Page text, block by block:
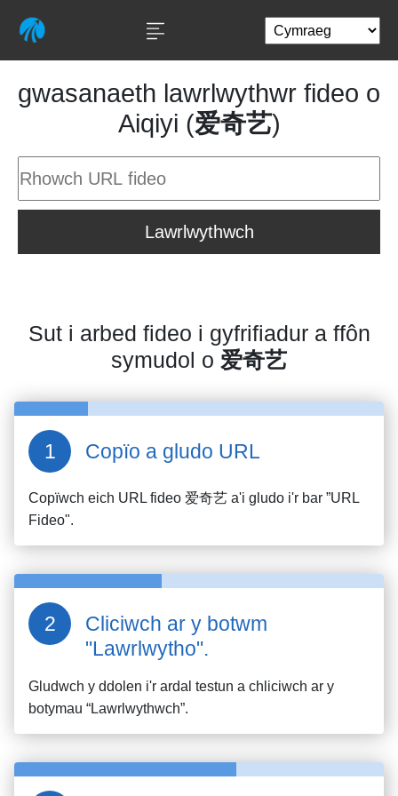
gwasanaeth lawrlwythwr fideo o
Aiqiyi (爱奇艺)
Lawrlwythwch
Sut i arbed fideo i gyfrifiadur a ffôn
symudol o 爱奇艺
Copïo a gludo URL
Copïwch eich URL fideo 爱奇艺 a'i gludo i'r bar ”URL
Fideo".
Cliciwch ar y botwm
"Lawrlwytho".
Gludwch y ddolen i'r ardal testun a chliciwch ar y
botymau “Lawrlwythwch”.